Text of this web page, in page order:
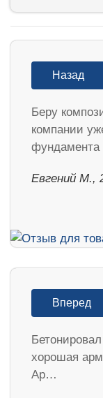
Назад
Беру
компании
​Евгений М.,
Вперед
хорошая
Ар…